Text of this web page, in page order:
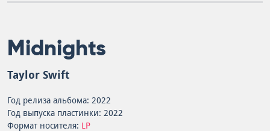
Midnights
Taylor Swift
Год релиза альбома: 2022
Год выпуска пластинки: 2022
Формат носителя: LP